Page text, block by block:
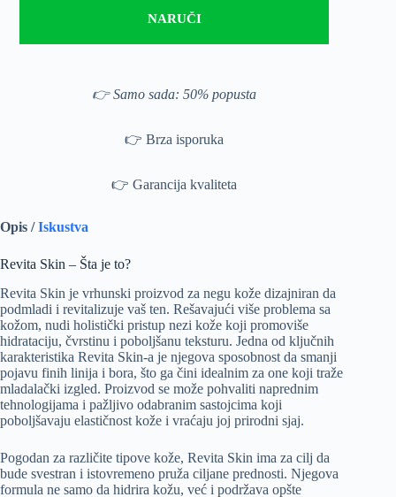
NARUČI
👉 Samo sada: 50% popusta
👉 Brza isporuka
👉 Garancija kvaliteta
Opis /Iskustva
Revita Skin – Šta je to?
Revita Skin je vrhunski proizvod za negu kože dizajniran da
podmladi i revitalizuje vaš ten. Rešavajući više problema sa
kožom, nudi holistički pristup nezi kože koji promoviše
hidrataciju, čvrstinu i poboljšanu teksturu. Jedna od ključnih
karakteristika Revita Skin-a je njegova sposobnost da smanji
pojavu finih linija i bora, što ga čini idealnim za one koji traže
mladalački izgled. Proizvod se može pohvaliti naprednim
tehnologijama i pažljivo odabranim sastojcima koji
poboljšavaju elastičnost kože i vraćaju joj prirodni sjaj.
Pogodan za različite tipove kože, Revita Skin ima za cilj da
bude svestran i istovremeno pruža ciljane prednosti. Njegova
formula ne samo da hidrira kožu, već i podržava opšte